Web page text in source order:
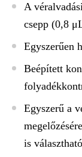
A
csepp (0,8
Egyszerűen
Beépített
Egyszerű a
is választható